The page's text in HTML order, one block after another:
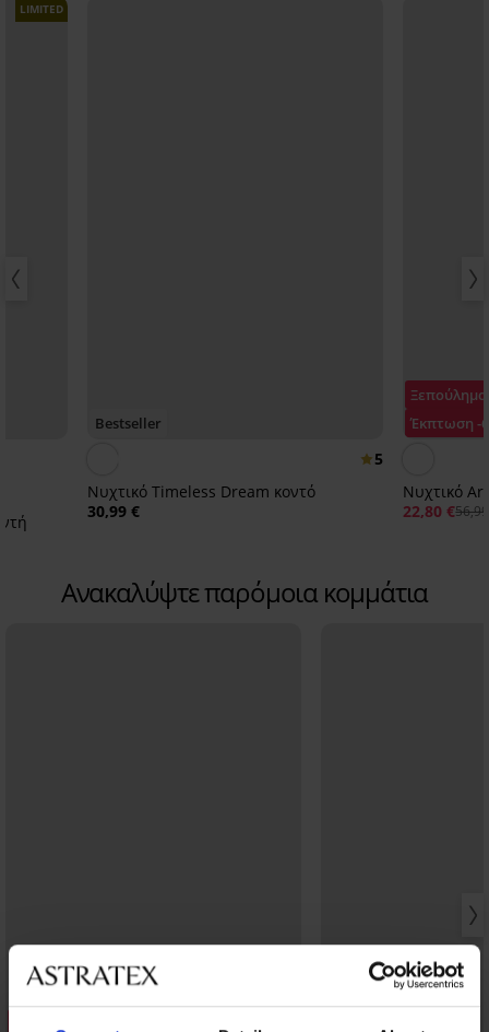
LIMITED
Bestseller
5
Νυχτικό Timeless Dream κοντό
30,99 €
Ξεπούλημα
Έκπτωση -
Νυχτικό
22,80 €
Ανακαλύψτε παρόμοια κομμάτια